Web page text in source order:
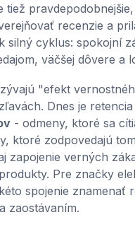
tiež
recenzie a
silný cyklus: spokojní
väčšej dôvere a
"efekt
Dnes je
- odmeny, ktoré sa
ktoré zodpovedajú
zapojenie verných
Pre značky
spojenie znamenať
zaostávaním.